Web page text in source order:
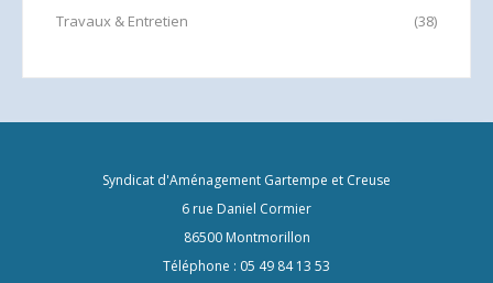
Travaux & Entretien (38)
Syndicat d'Aménagement Gartempe et Creuse
6 rue Daniel Cormier
86500 Montmorillon
Téléphone : 05 49 84 13 53